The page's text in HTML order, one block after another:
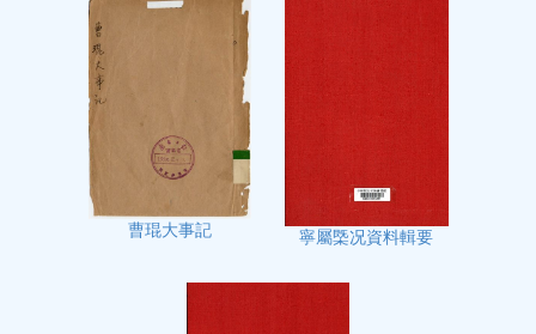
曹琨大事記 寧屬㮣况資料輯要